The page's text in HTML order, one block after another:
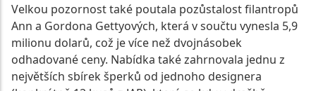
Velkou pozornost také poutala pozůstalost filantropů
Ann a Gordona Gettyových, která v součtu vynesla 5,9
milionu dolarů, což je více než dvojnásobek
odhadované ceny. Nabídka také zahrnovala jednu z
největších sbírek šperků od jednoho designera